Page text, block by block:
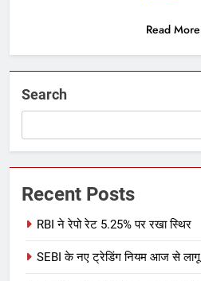
Read More
Search
Recent Posts
RBI ने रेपो रेट 5.25% पर रखा स्थिर
SEBI के नए ट्रेडिंग नियम आज से लागू